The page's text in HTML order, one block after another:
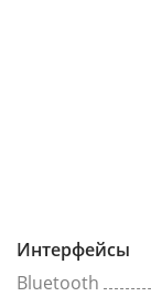
Интерфейсы
Bluetooth